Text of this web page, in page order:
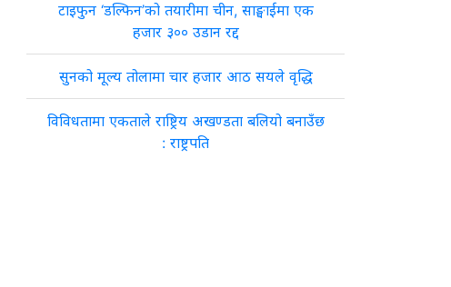
टाइफुन ‘डल्फिन’को तयारीमा चीन, साङ्घाईमा एक
हजार ३०० उडान रद्द
सुनको मूल्य तोलामा चार हजार आठ सयले वृद्धि
विविधतामा एकताले राष्ट्रिय अखण्डता बलियो बनाउँछ
: राष्ट्रपति